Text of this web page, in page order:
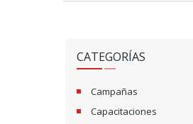
CATEGORÍAS
Campañas
Capacitaciones